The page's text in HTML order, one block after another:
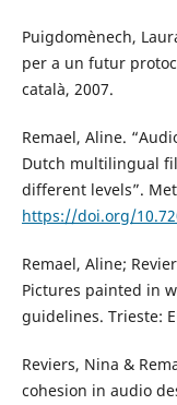
Puigdomènech,
per a un futur
català, 2007.
Remael, Aline.
Dutch multilingual
different levels”.
https://doi.org/
Remael, Aline;
Pictures painted in
guidelines. Trieste:
Reviers, Nina &
cohesion in audio